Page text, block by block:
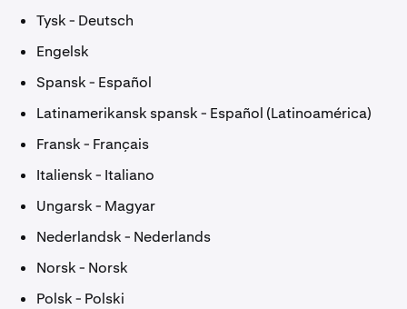
Tysk - Deutsch
Engelsk
Spansk - Español
Latinamerikansk spansk - Español (Latinoamérica)
Fransk - Français
Italiensk - Italiano
Ungarsk - Magyar
Nederlandsk - Nederlands
Norsk - Norsk
Polsk - Polski